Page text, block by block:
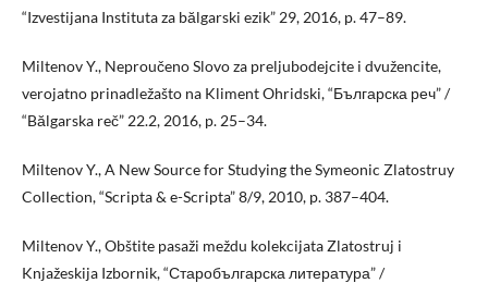
“Izvestijana Instituta za bălgarski ezik” 29, 2016, p. 47–89.
Miltenov Y., Neproučeno Slovo za preljubodejcite i dvužencite,
verojatno prinadležašto na Kliment Ohridski, “Българска реч” /
“Bălgarska reč” 22.2, 2016, p. 25–34.
Miltenov Y., A New Source for Studying the Symeonic Zlatostruy
Collection, “Scripta & e-Scripta” 8/9, 2010, p. 387–404.
Miltenov Y., Obštite pasaži meždu kolekcijata Zlatostruj i
Knjažeskija Izbornik, “Старобългарска литература” /